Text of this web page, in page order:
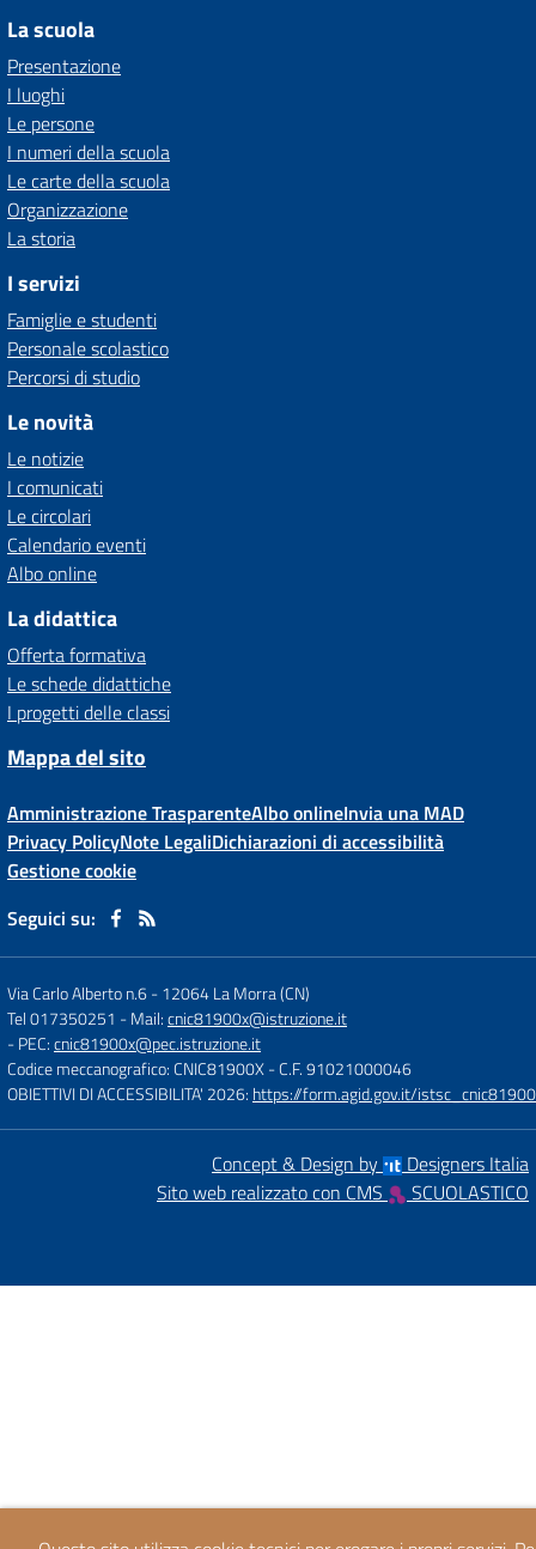
La scuola
Presentazione
I luoghi
Le persone
I numeri della scuola
Le carte della scuola
Organizzazione
La storia
I servizi
Famiglie e studenti
Personale scolastico
Percorsi di studio
Le novità
Le notizie
I comunicati
Le circolari
Calendario eventi
Albo online
La didattica
Offerta formativa
Le schede didattiche
I progetti delle classi
Mappa del sito
Amministrazione TrasparenteAlbo onlineInvia una MAD
Privacy PolicyNote LegaliDichiarazioni di accessibilità
Gestione cookie
Seguici su:
Via Carlo Alberto n.6-12064 La Morra (CN)
Tel 017350251 - Mail:cnic81900x@istruzione.it
- PEC:cnic81900x@pec.istruzione.it
Codice meccanografico: CNIC81900X- C.F. 91021000046
OBIETTIVI DI ACCESSIBILITA' 2026: https://form.agid.gov.it/
Concept & Design by
Designers Italia
Sito web realizzato con CMS
SCUOLASTICO